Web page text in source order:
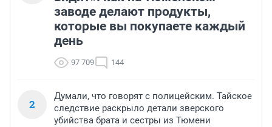
заводе делают продукты,
которые вы покупаете каждый
день
97 709 144
2
Думали, что говорят с полицейским. Тайское
следствие раскрыло детали зверского
убийства брата и сестры из Тюмени